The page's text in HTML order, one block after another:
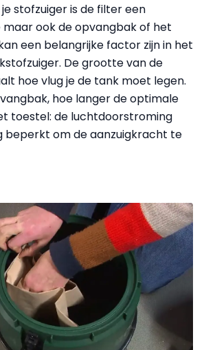
stofzuiger is de filter een
maar ook de opvangbak of het
een belangrijke factor zijn in het
De grootte van de
hoe vlug je de tank moet legen.
hoe langer de optimale
toestel: de luchtdoorstroming
beperkt om de aanzuigkracht te